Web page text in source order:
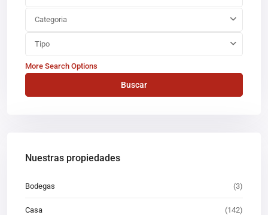
Categoria
Tipo
More Search Options
Buscar
Nuestras propiedades
Bodegas (3)
Casa (142)